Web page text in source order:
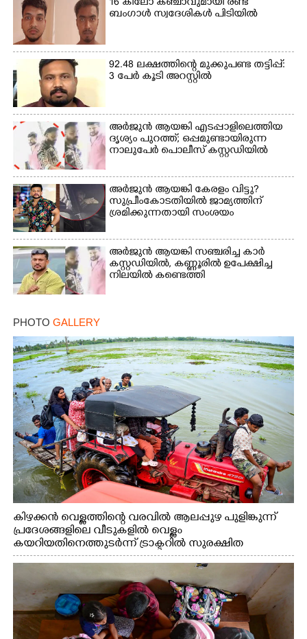
16 കിലോ കഞ്ചാവുമായി രണ്ട്
ബംഗാൾ സ്വദേശികൾ പിടിയിൽ
92.48 ലക്ഷത്തിന്റെ മുക്കുപണ്ട തട്ടിപ്പ്:
3 പേർ കൂടി അറസ്റ്റിൽ
അർജുൻ ആയങ്കി എടപ്പാളിലെത്തിയ
ദൃശ്യം പുറത്ത്; ഒപ്പമുണ്ടായിരുന്ന
നാലുപേർ പൊലീസ് കസ്റ്റഡിയിൽ
അർജുൻ ആയങ്കി കേരളം വിട്ടു?
സുപ്രീംകോടതിയിൽ ജാമ്യത്തിന്
ശ്രമിക്കുന്നതായി സംശയം
അർജുൻ ആയങ്കി സഞ്ചരിച്ച കാർ
കസ്റ്റഡിയിൽ,​ കണ്ണൂരിൽ ഉപേക്ഷിച്ച
നിലയിൽ കണ്ടെത്തി
PHOTO GALLERY
കിഴക്കൻ വെള്ളത്തിന്റെ വരവിൽ ആലപ്പുഴ പുളിങ്കുന്ന്
പ്രദേശങ്ങളിലെ വീടുകളിൽ വെള്ളം
കയറിയതിനെത്തുടർന്ന് ട്രാക്ടറില്‍ സുരക്ഷിത
സ്ഥലങ്ങളിലേക്ക് പോകുന്നവർ
Copy Link